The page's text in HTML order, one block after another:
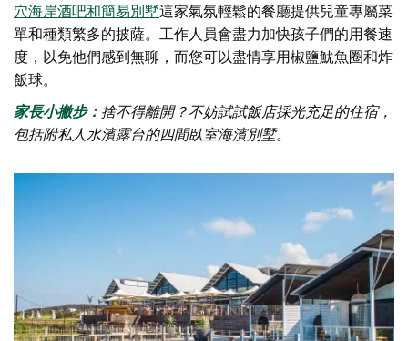
穴海岸酒吧和簡易別墅這家氣氛輕鬆的餐廳提供兒童專屬菜
單和種類繁多的披薩。工作人員會盡力加快孩子們的用餐速
度，以免他們感到無聊，而您可以盡情享用椒鹽魷魚圈和炸
飯球。
家長小撇步： 捨不得離開？不妨試試飯店採光充足的住宿，
包括附私人水濱露台的四間臥室海濱別墅。